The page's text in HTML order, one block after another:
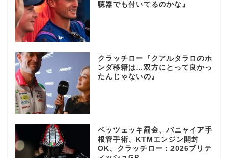
聴器でも付いてるのかな』
クラッチロー『クアルタラロのホ
ンダ移籍は…双方にとって良かっ
たんじゃないの』
ベッツェッキ罰金、バニャイア手
根管手術、KTMエンジン開封
OK、クラッチロー：2026ブリテ